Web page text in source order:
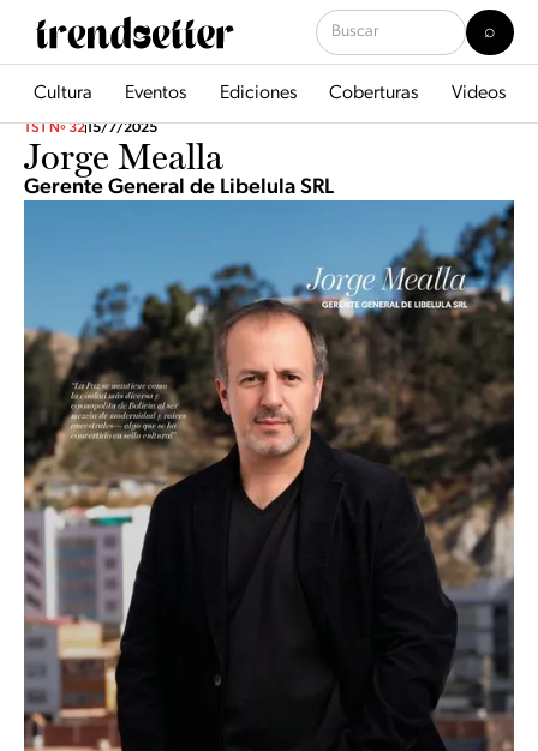
Cultura Eventos Ediciones Coberturas Videos
TST Nº 3215/7/2025
Jorge Mealla
Gerente General de Libelula SRL